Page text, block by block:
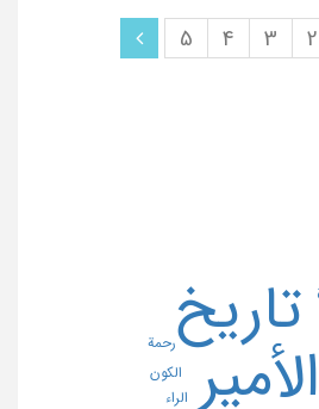
2
3
4
5
الأمیر
تاریخ
الراء
الکون
رحمة